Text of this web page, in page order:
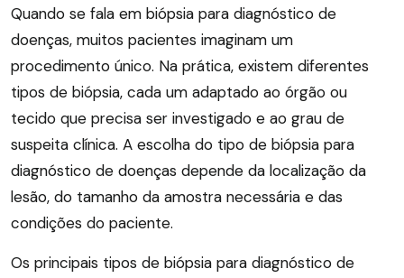
Quando se fala em biópsia para diagnóstico de
doenças, muitos pacientes imaginam um
procedimento único. Na prática, existem diferentes
tipos de biópsia, cada um adaptado ao órgão ou
tecido que precisa ser investigado e ao grau de
suspeita clínica. A escolha do tipo de biópsia para
diagnóstico de doenças depende da localização da
lesão, do tamanho da amostra necessária e das
condições do paciente.
Os principais tipos de biópsia para diagnóstico de